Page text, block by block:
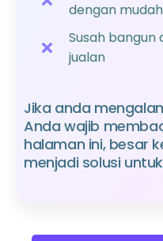
dengan mudah
Susah
jualan
Jika anda
Anda wajib
halaman ini, besar
menjadi solusi